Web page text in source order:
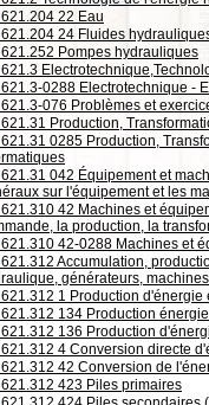
621.204 22 Eau
621.204 24 Fluides
621.252 Pompes hydrauliques
621.3
621.3-0288 Electrotechnique -
621.3-076 Problèmes et
621.31 Production,
621.31 0285 Production,
621.31 042 Équipement et
sur l'équipement et les
621.310 42 Machines et
la production, la
621.310 42-0288 Machines et
621.312 Accumulation,
générateurs,
621.312 1 Production
621.312 134 Production
621.312 136 Production
621.312 4 Conversion directe
621.312 42 Conversion de
621.312 423 Piles primaires